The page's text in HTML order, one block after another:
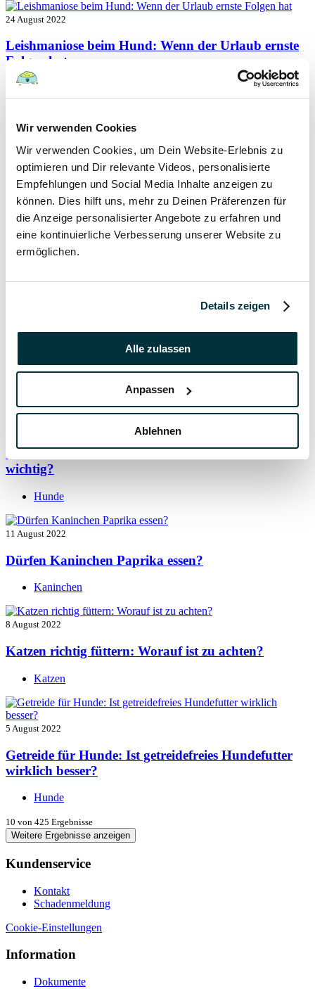
Wir verwenden Cookies
Wir verwenden Cookies, um Dein Website-Erlebnis zu
optimieren und Dir relevante Videos, personalisierte
Empfehlungen und Social Media Inhalte anzeigen zu
können. Dies hilft uns, mehr zu Deinen Präferenzen für
die Anzeige personalisierter Angebote zu erfahren und
eine kontinuierliche Verbesserung unserer Website zu
ermöglichen.
Details zeigen
Alle zulassen
Anpassen
Ablehnen
24 August 2022
Leishmaniose beim Hund: Wenn der Urlaub ernste
Folgen hat
Hunde
Hundefutter und Wasser im Urlaub: Worauf sollte
besonders geachtet werden?
Hunde
15 August 2022
Vitamin B für den Hund: Für was ist es wichtig?
Taurin für Hunde: Was ist das und warum ist es
wichtig?
Hunde
11 August 2022
Dürfen Kaninchen Paprika essen?
Kaninchen
8 August 2022
Katzen richtig füttern: Worauf ist zu achten?
Katzen
5 August 2022
Getreide für Hunde: Ist getreidefreies Hundefutter
wirklich besser?
Hunde
10 von 425 Ergebnisse
Weitere Ergebnisse anzeigen
Kundenservice
Kontakt
Schadenmeldung
Cookie-Einstellungen
Information
Dokumente